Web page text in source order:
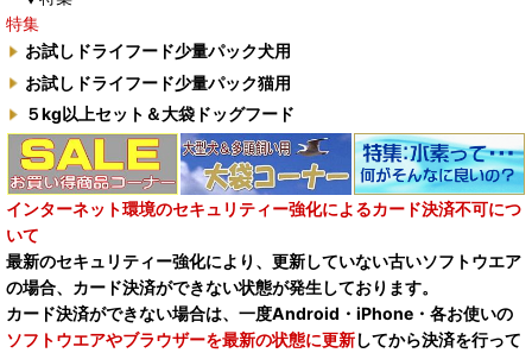
特集
お試しドライフード少量パック犬用
お試しドライフード少量パック猫用
５kg以上セット＆大袋ドッグフード
インターネット環境のセキュリティー強化によるカード決済不可につ
いて
最新のセキュリティー強化により、更新していない古いソフトウエア
の場合、カード決済ができない状態が発生しております。
カード決済ができない場合は、一度Android・iPhone・各お使いの
ソフトウエアやブラウザーを最新の状態に更新してから決済を行って